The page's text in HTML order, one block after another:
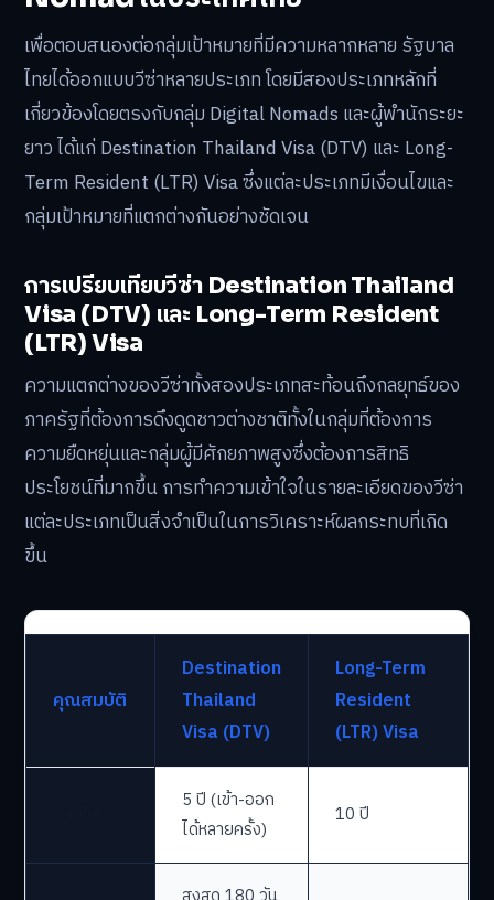
เพื่อตอบสนองต่อกลุ่มเป้าหมายที่มีความหลากหลาย รัฐบาล
ไทยได้ออกแบบวีซ่าหลายประเภท โดยมีสองประเภทหลักที่
เกี่ยวข้องโดยตรงกับกลุ่ม Digital Nomads และผู้พำนักระยะ
ยาว ได้แก่ Destination Thailand Visa (DTV) และ Long-
Term Resident (LTR) Visa ซึ่งแต่ละประเภทมีเงื่อนไขและ
กลุ่มเป้าหมายที่แตกต่างกันอย่างชัดเจน
การเปรียบเทียบวีซ่า Destination Thailand
Visa (DTV) และ Long-Term Resident
(LTR) Visa
ความแตกต่างของวีซ่าทั้งสองประเภทสะท้อนถึงกลยุทธ์ของ
ภาครัฐที่ต้องการดึงดูดชาวต่างชาติทั้งในกลุ่มที่ต้องการ
ความยืดหยุ่นและกลุ่มผู้มีศักยภาพสูงซึ่งต้องการสิทธิ
ประโยชน์ที่มากขึ้น การทำความเข้าใจในรายละเอียดของวีซ่า
แต่ละประเภทเป็นสิ่งจำเป็นในการวิเคราะห์ผลกระทบที่เกิด
ขึ้น
คุณสมบัติ
Destination
Thailand
Visa (DTV)
Long-Term
Resident
(LTR) Visa
5 ปี (เข้า-ออก
ได้หลายครั้ง)
10 ปี